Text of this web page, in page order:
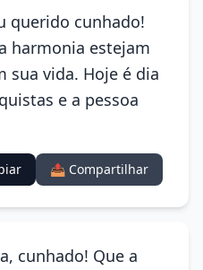
querido cunhado!
harmonia estejam
sua vida. Hoje é dia
e a pessoa
📤 Compartilhar
cunhado! Que a